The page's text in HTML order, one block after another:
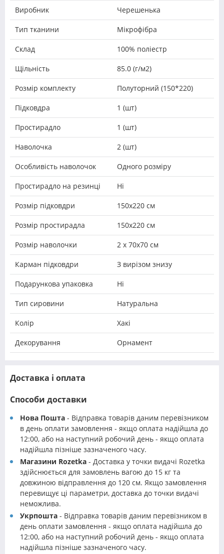
Виробник Черешенька
Тип тканини Мікрофібра
Склад 100% поліестр
Щільність 85.0 (г/м2)
Розмір комплекту Полуторний (150*220)
Підковдра 1 (шт)
Простирадло 1 (шт)
Наволочка 2 (шт)
Особливість наволочок Одного розміру
Простирадло на резинці Ні
Розмір підковдри 150х220 см
Розмір простирадла 150х220 см
Розмір наволочки 2 х 70х70 см
Карман підковдри З вирізом знизу
Подарункова упаковка Ні
Тип сировини Натуральна
Колір Хакі
Декорування Орнамент
Доставка і оплата
Способи доставки
Нова Пошта - Відправка товарів даним перевізником
в день оплати замовлення - якщо оплата надійшла до
12:00, або на наступний робочий день - якщо оплата
надійшла пізніше зазначеного часу.
Магазини Rozetka - Доставка у точки видачі Rozetka
здійснюється для замовлень вагою до 15 кг та
довжиною відправлення до 120 см. Якщо замовлення
перевищує ці параметри, доставка до точки видачі
неможлива.
Укрпошта - Відправка товарів даним перевізником в
день оплати замовлення - якщо оплата надійшла до
12:00, або на наступний робочий день - якщо оплата
надійшла пізніше зазначеного часу.